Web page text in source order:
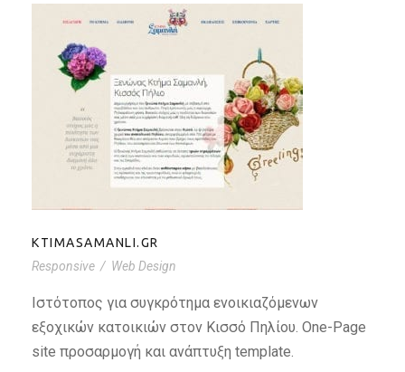
KTIMASAMANLI.GR
KTIMASAMANLI.GR
Responsive / Web Design
Ιστότοπος για συγκρότημα ενοικιαζόμενων
εξοχικών κατοικιών στον Κισσό Πηλίου. One-Page
site προσαρμογή και ανάπτυξη template.